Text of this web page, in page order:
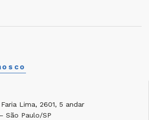
Lima, 2601, 5 andar
São Paulo/SP